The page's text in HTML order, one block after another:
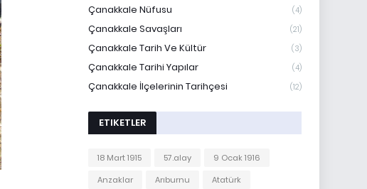
Çanakkale Nüfusu (4)
Çanakkale Savaşları (21)
Çanakkale Tarih Ve Kültür (3)
Çanakkale Tarihi Yapılar (4)
Çanakkale İlçelerinin Tarihçesi (12)
ETIKETLER
18 Mart 1915 57.alay
9 Ocak 1916
Anzaklar
Arıburnu
Atatürk